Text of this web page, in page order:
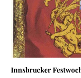
Innsbrucker